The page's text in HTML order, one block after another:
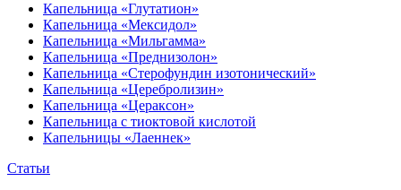
Капельница «Глутатион»
Капельница «Мексидол»
Капельница «Мильгамма»
Капельница «Преднизолон»
Капельница «Стерофундин изотонический»
Капельница «Церебролизин»
Капельница «Цераксон»
Капельница с тиоктовой кислотой
Капельницы «Лаеннек»
Статьи